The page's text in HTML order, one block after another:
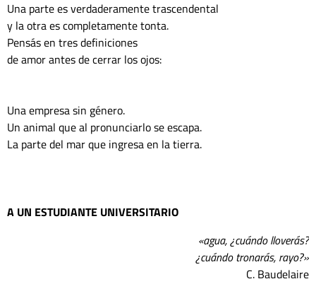
Una parte es verdaderamente trascendental
y la otra es completamente tonta.
Pensás en tres definiciones
de amor antes de cerrar los ojos:
Una empresa sin género.
Un animal que al pronunciarlo se escapa.
La parte del mar que ingresa en la tierra.
A UN ESTUDIANTE UNIVERSITARIO
«agua, ¿cuándo lloverás?
¿cuándo tronarás, rayo?»
C. Baudelaire